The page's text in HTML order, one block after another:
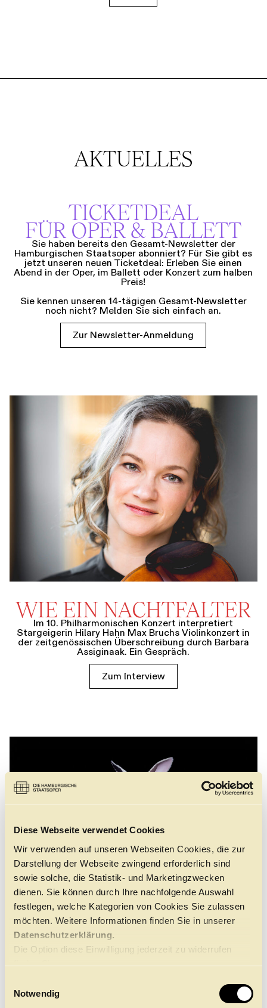
Diese Webseite verwendet Cookies
Wir verwenden auf unseren Webseiten Cookies, die zur
Darstellung der Webseite zwingend erforderlich sind
sowie solche, die Statistik- und Marketingzwecken
dienen. Sie können durch Ihre nachfolgende Auswahl
festlegen, welche Kategorien von Cookies Sie zulassen
möchten. Weitere Informationen finden Sie in unserer
Datenschutzerklärung.
Die Option diese Einwilligung jederzeit zu widerrufen
finden Sie
Notwendig
AKTUELLES
TICKETDEAL
FÜR OPER & BALLETT
Sie haben bereits den Gesamt-Newsletter der
Hamburgischen Staatsoper abonniert? Für Sie gibt es
jetzt unseren neuen Ticketdeal: Erleben Sie einen
Abend in der Oper, im Ballett oder Konzert zum halben
Preis!
Sie kennen unseren 14-tägigen Gesamt-Newsletter
noch nicht? Melden Sie sich einfach an.
Zur Newsletter-Anmeldung
WIE EIN NACHTFALTER
Im 10. Philharmonischen Konzert interpretiert
Stargeigerin Hilary Hahn Max Bruchs Violinkonzert in
der zeitgenössischen Überschreibung durch Barbara
Assiginaak. Ein Gespräch.
Zum Interview
NDR BEITRAG ZUR
PREMIERE VON
WUNDERLAND